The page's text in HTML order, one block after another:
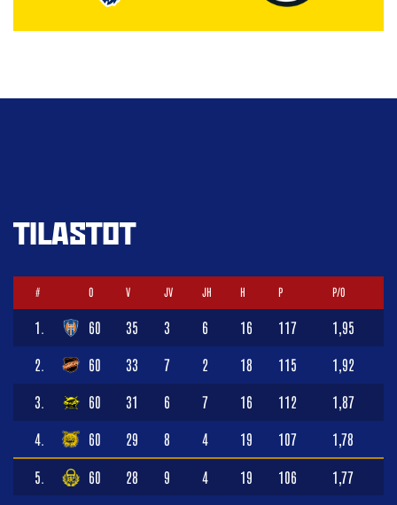
TILASTOT
# O V JV JH H P P/O
1. 60 35 3 6 16 117 1,95
2. 60 33 7 2 18 115 1,92
3. 60 31 6 7 16 112 1,87
4. 60 29 8 4 19 107 1,78
5. 60 28 9 4 19 106 1,77